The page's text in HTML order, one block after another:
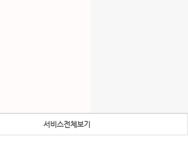
서비스전체보기